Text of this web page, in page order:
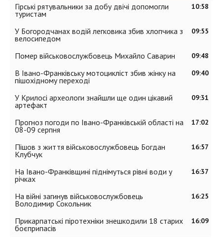
10:58
Гірські рятувальники за добу двічі допомогли
туристам
09:55
У Богородчанах водій легковика збив хлопчика з
велосипедом
09:48
Помер військовослужбовець Михайло Саварин
09:40
В Івано-Франківську мотоцикліст збив жінку на
пішохідному переході
09:31
У Крилосі археологи знайшли ще один цікавий
артефакт
17:02
Прогноз погоди по Івано-Франківській області на
08-09 серпня
16:57
Пішов з життя військовослужбовець Богдан
Клубчук
16:37
На Івано-Франківщині піднімуться рівні води у
річках
16:25
На війні загинув військовослужбовець
Володимир Сокольник
16:09
Прикарпатські піротехніки знешкодили 18 старих
боєприпасів